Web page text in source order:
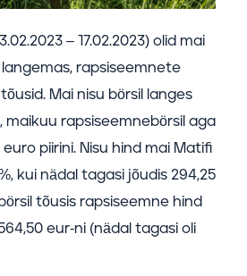
– 17.02.2023) olid mai
rapsiseemnete
Mai nisu börsil langes
maikuu rapsiseemnebörsil aga
piirini. Nisu hind mai Matifi
kui nädal tagasi jõudis 294,25
tõusis rapsiseemne hind
eur-ni (nädal tagasi oli